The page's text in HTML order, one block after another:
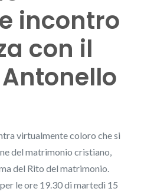
incontro
con il
virtualmente coloro che si
del matrimonio cristiano,
del Rito del matrimonio.
le ore 19.30 di martedì 15